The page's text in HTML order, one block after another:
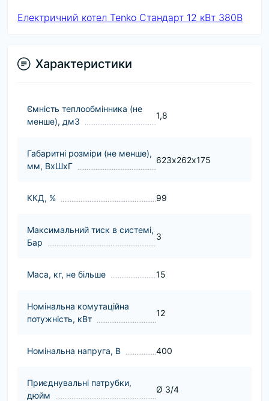
Електричний котел Tenko Стандарт 12 кВт 380В
Характеристики
Ємність теплообмінника (не
менше), дм3
1,8
Габаритні розміри (не менше),
мм, ВхШхГ
623х262х175
ККД, % 99
Максимальний тиск в системі,
Бар
3
Маса, кг, не більше 15
Номінальна комутаційна
потужність, кВт
12
Номінальна напруга, В 400
Приєднувальні патрубки,
дюйм
Ø 3/4